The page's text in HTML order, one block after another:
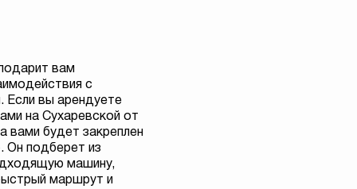
вам
с
Если вы арендуете
на Сухаревской от
вами будет закреплен
Он подберет из
машину,
маршрут и